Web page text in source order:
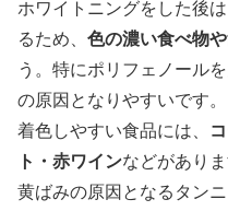
ホワイトニングをした後
るため、 色の濃い食べ物
う。特にポリフェノール
の原因となりやすいです。
着色しやすい食品には、
ト・赤ワインなどがありま
黄ばみの原因となるタン